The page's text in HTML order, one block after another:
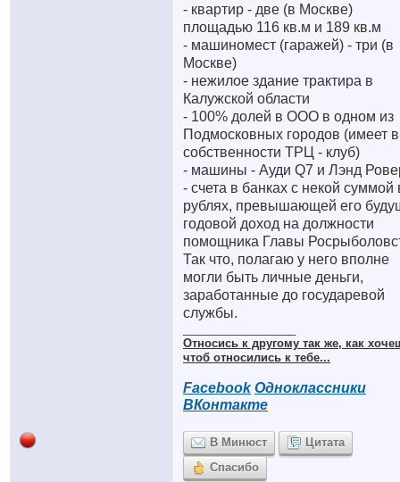
- квартир - две (в Москве)
площадью 116 кв.м и 189 кв.м
- машиномест (гаражей) - три (в
Москве)
- нежилое здание трактира в
Калужской области
- 100% долей в ООО в одном из
Подмосковных городов (имеет в
собственности ТРЦ - клуб)
- машины - Ауди Q7 и Лэнд
- счета в банках с некой суммой
рублях, превышающей его
годовой доход на должности
помощника Главы
Так что, полагаю у него вполне
могли быть личные деньги,
заработанные до государевой
службы.
Относись к другому так же, как
чтоб относились к тебе...
Facebook Одноклассники
ВКонтакте
В Минюст
Цитата
Спасибо